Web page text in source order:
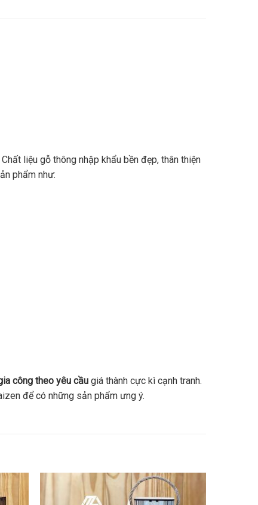
liệu gỗ thông nhập khẩu bền đẹp, thân thiện
phẩm như:
công theo yêu cầu giá thành cực kì cạnh tranh.
để có những sản phẩm ưng ý.